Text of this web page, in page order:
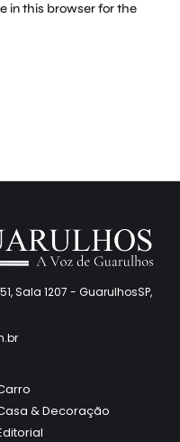
in this browser for the
Sala 1207 - GuarulhosSP,
& Decoração